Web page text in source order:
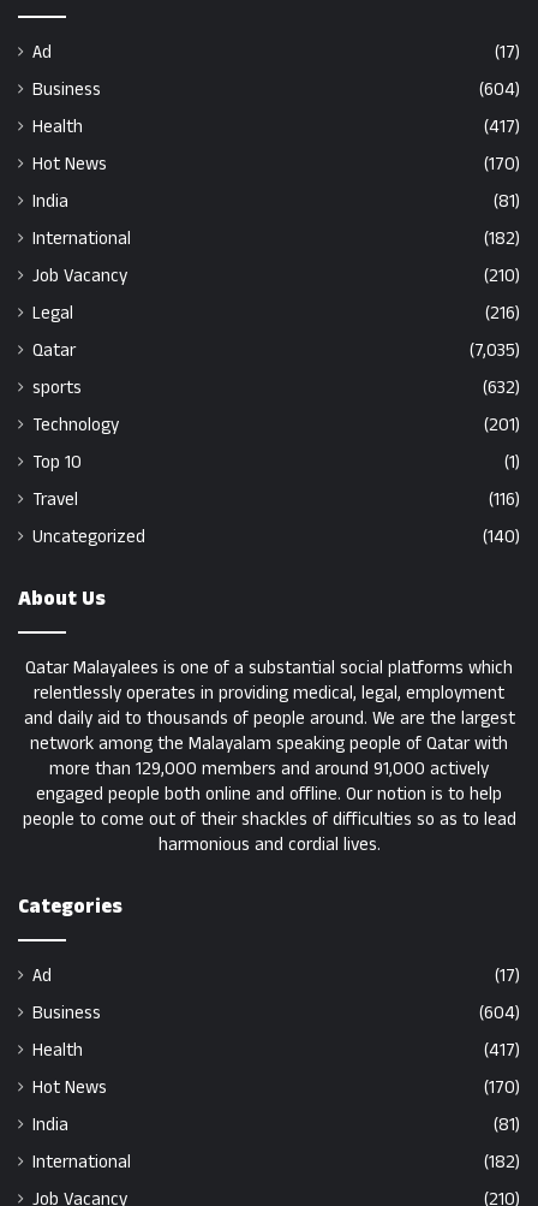
Ad
(17)
Business
(604)
Health
(417)
Hot News
(170)
India
(81)
International
(182)
Job Vacancy
(210)
Legal
(216)
Qatar
(7,035)
sports
(632)
Technology
(201)
Top 10
(1)
Travel
(116)
Uncategorized
(140)
About Us
Qatar Malayalees is one of a substantial social platforms which
relentlessly operates in providing medical, legal, employment
and daily aid to thousands of people around. We are the largest
network among the Malayalam speaking people of Qatar with
more than 129,000 members and around 91,000 actively
engaged people both online and offline. Our notion is to help
people to come out of their shackles of difficulties so as to lead
harmonious and cordial lives.
Categories
Ad
(17)
Business
(604)
Health
(417)
Hot News
(170)
India
(81)
International
(182)
Job Vacancy
(210)